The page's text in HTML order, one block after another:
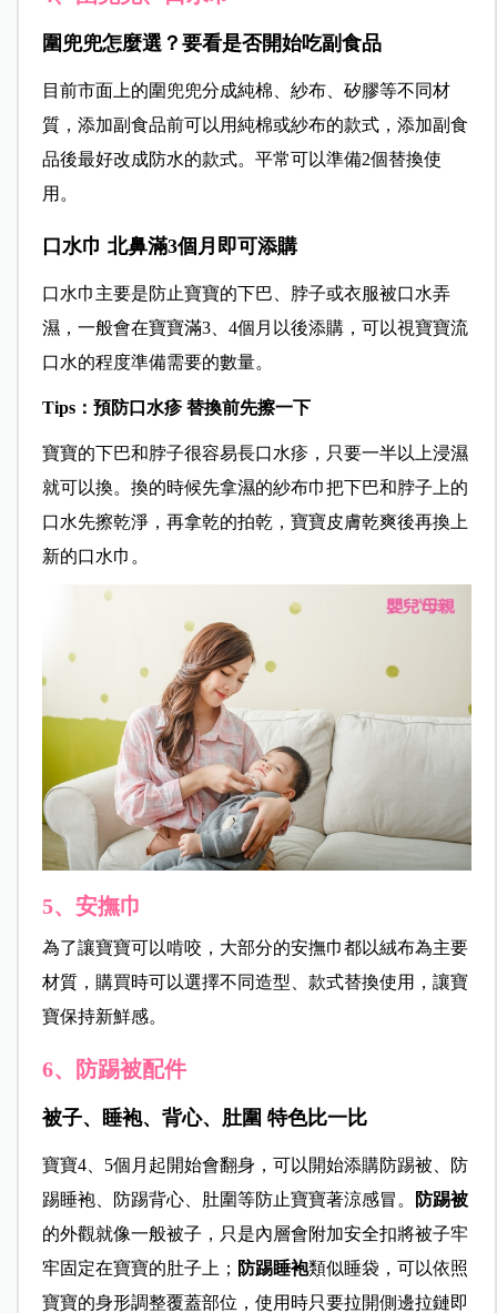
圍兜兜怎麼選？要看是否開始吃副食品
目前市面上的圍兜兜分成純棉、紗布、矽膠等不同材
質，添加副食品前可以用純棉或紗布的款式，添加副食
品後最好改成防水的款式。平常可以準備2個替換使
用。
口水巾 北鼻滿3個月即可添購
口水巾主要是防止寶寶的下巴、脖子或衣服被口水弄
濕，一般會在寶寶滿3、4個月以後添購，可以視寶寶流
口水的程度準備需要的數量。
Tips：預防口水疹 替換前先擦一下
寶寶的下巴和脖子很容易長口水疹，只要一半以上浸濕
就可以換。換的時候先拿濕的紗布巾把下巴和脖子上的
口水先擦乾淨，再拿乾的拍乾，寶寶皮膚乾爽後再換上
新的口水巾。
5、安撫巾
為了讓寶寶可以啃咬，大部分的安撫巾都以絨布為主要
材質，購買時可以選擇不同造型、款式替換使用，讓寶
寶保持新鮮感。
6、防踢被配件
被子、睡袍、背心、肚圍 特色比一比
寶寶4、5個月起開始會翻身，可以開始添購防踢被、防
踢睡袍、防踢背心、肚圍等防止寶寶著涼感冒。
防踢被
的外觀就像一般被子，只是內層會附加安全扣將被子牢
牢固定在寶寶的肚子上； 防踢睡袍類似睡袋，可以依照
寶寶的身形調整覆蓋部位，使用時只要拉開側邊拉鏈即